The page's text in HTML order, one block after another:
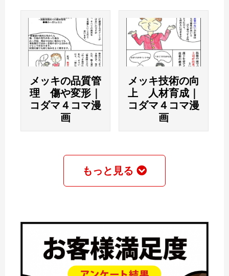
メッキの品質管
理 傷や変形｜
コダマ４コマ漫
画
メッキ技術の向
上 人材育成｜
コダマ４コマ漫
画
もっと見る